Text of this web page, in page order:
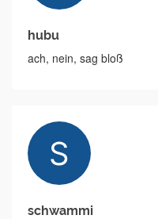
hubu
ach, nein, sag bloß
schwammi